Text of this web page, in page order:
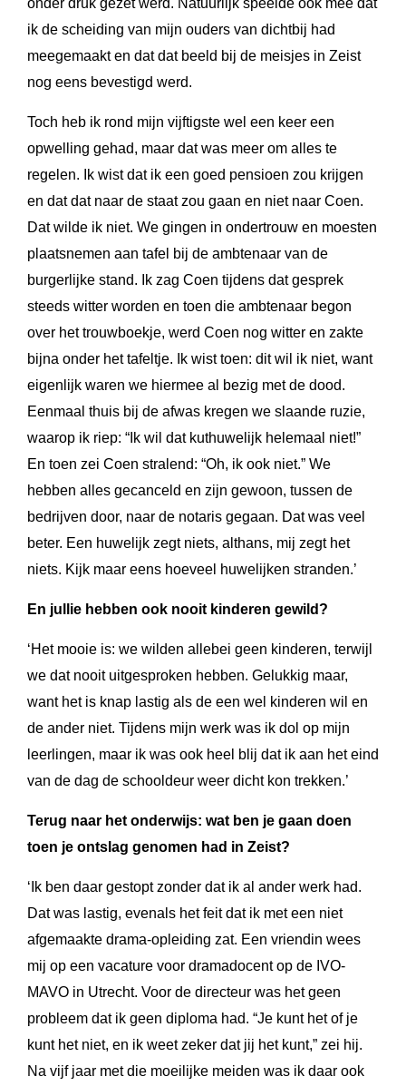
ik de scheiding van mijn ouders van dichtbij had
meegemaakt en dat dat beeld bij de meisjes in Zeist
nog eens bevestigd werd.
Toch heb ik rond mijn vijftigste wel een keer een
opwelling gehad, maar dat was meer om alles te
regelen. Ik wist dat ik een goed pensioen zou krijgen
en dat dat naar de staat zou gaan en niet naar Coen.
Dat wilde ik niet. We gingen in ondertrouw en moesten
plaatsnemen aan tafel bij de ambtenaar van de
burgerlijke stand. Ik zag Coen tijdens dat gesprek
steeds witter worden en toen die ambtenaar begon
over het trouwboekje, werd Coen nog witter en zakte
bijna onder het tafeltje. Ik wist toen: dit wil ik niet, want
eigenlijk waren we hiermee al bezig met de dood.
Eenmaal thuis bij de afwas kregen we slaande ruzie,
waarop ik riep: “Ik wil dat kuthuwelijk helemaal niet!”
En toen zei Coen stralend: “Oh, ik ook niet.” We
hebben alles gecanceld en zijn gewoon, tussen de
bedrijven door, naar de notaris gegaan. Dat was veel
beter. Een huwelijk zegt niets, althans, mij zegt het
niets. Kijk maar eens hoeveel huwelijken stranden.’
En jullie hebben ook nooit kinderen gewild?
‘Het mooie is: we wilden allebei geen kinderen, terwijl
we dat nooit uitgesproken hebben. Gelukkig maar,
want het is knap lastig als de een wel kinderen wil en
de ander niet. Tijdens mijn werk was ik dol op mijn
leerlingen, maar ik was ook heel blij dat ik aan het eind
van de dag de schooldeur weer dicht kon trekken.’
Terug naar het onderwijs: wat ben je gaan doen
toen je ontslag genomen had in Zeist?
‘Ik ben daar gestopt zonder dat ik al ander werk had.
Dat was lastig, evenals het feit dat ik met een niet
afgemaakte drama-opleiding zat. Een vriendin wees
mij op een vacature voor dramadocent op de IVO-
MAVO in Utrecht. Voor de directeur was het geen
probleem dat ik geen diploma had. “Je kunt het of je
kunt het niet, en ik weet zeker dat jij het kunt,” zei hij.
Na vijf jaar met die moeilijke meiden was ik daar ook